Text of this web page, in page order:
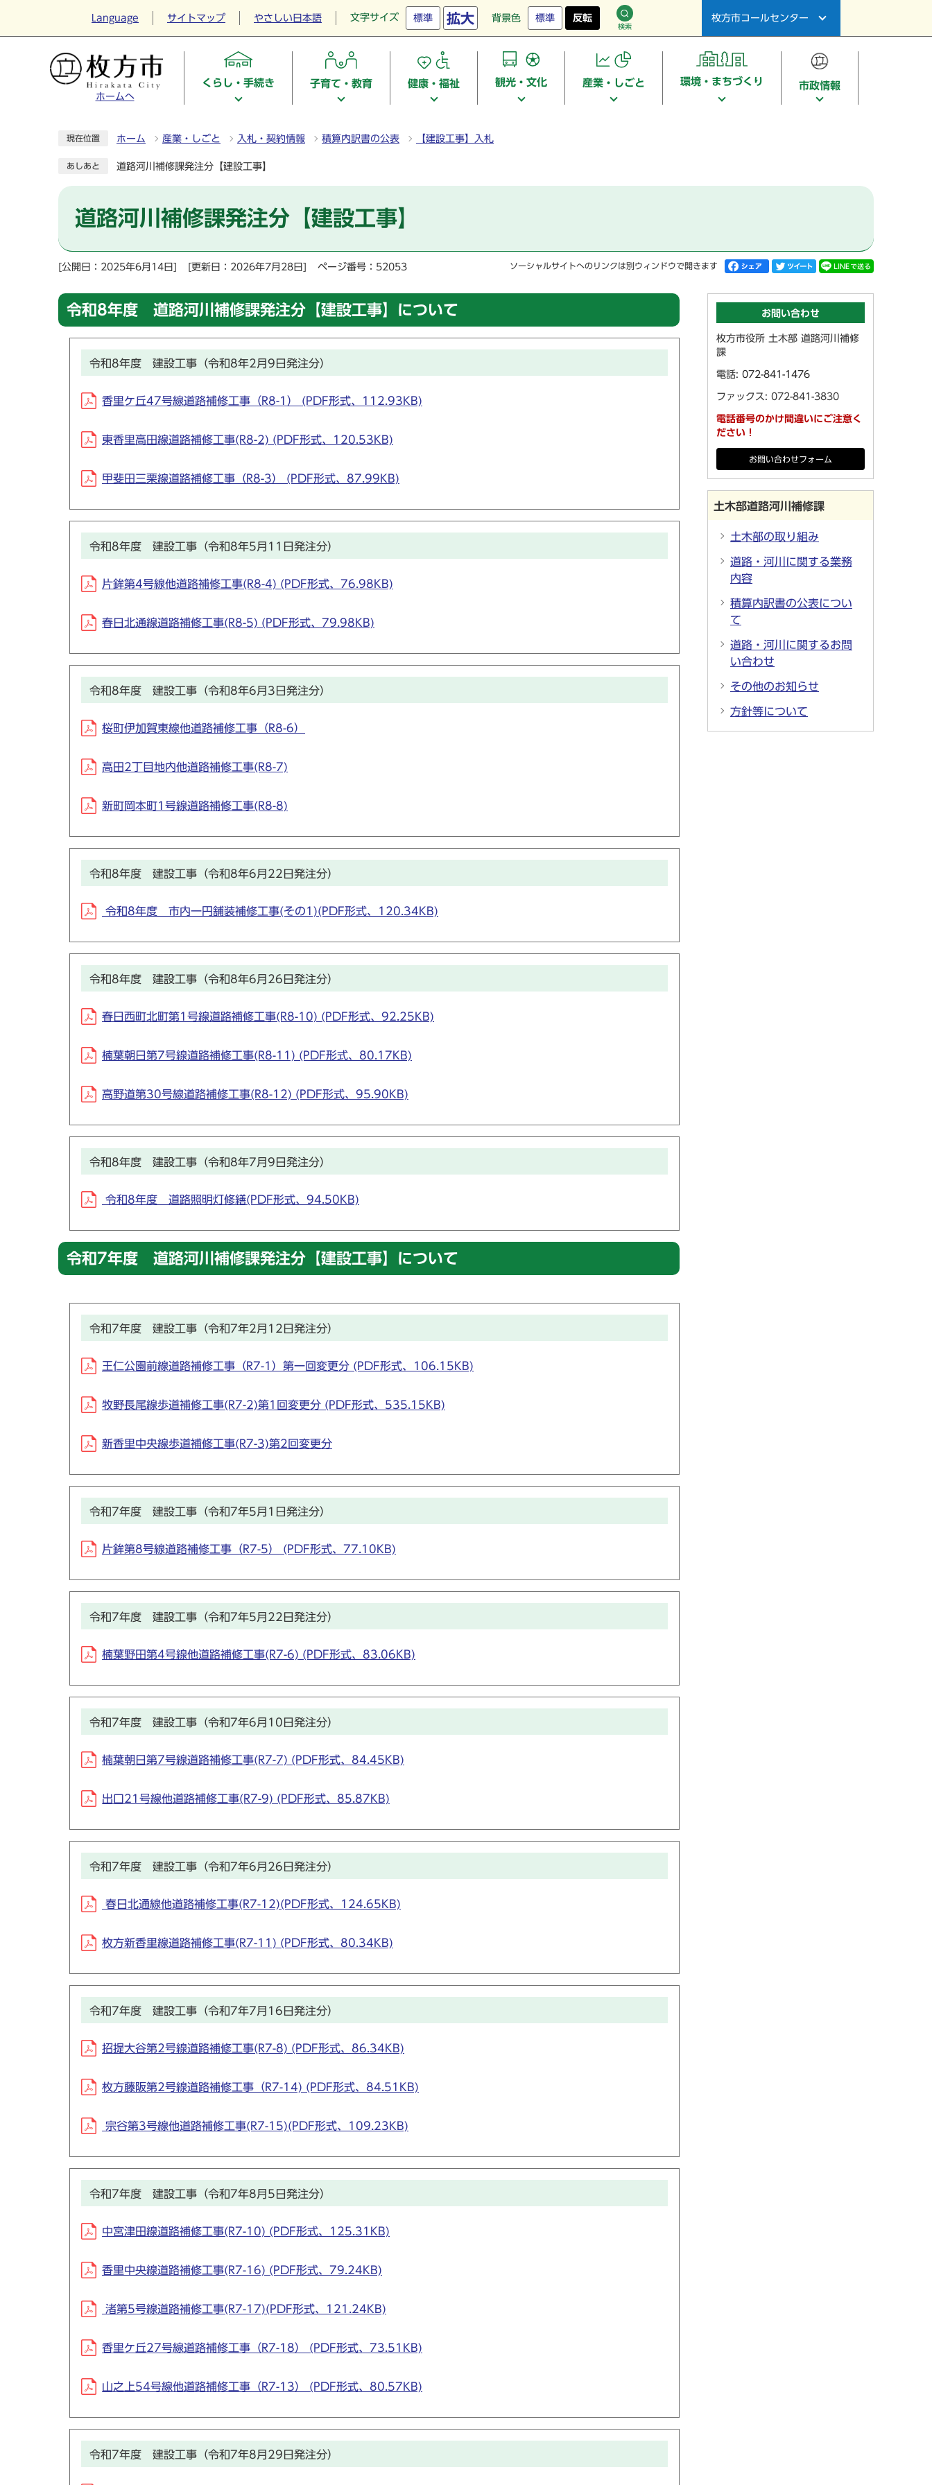
Language サイトマップ やさしい日本語 文字サイズ 標準 拡大 背景色 標準 反転
検索
枚方市コールセンター
ホームへ
くらし・手続き 子育て・教育 健康・福祉 観光・文化 産業・しごと 環境・まちづくり 市政情報
現在位置 ホーム 産業・しごと 入札・契約情報 積算内訳書の公表 【建設工事】入札
あしあと 道路河川補修課発注分【建設工事】
道路河川補修課発注分【建設工事】
[公開日：2025年6月14日] [更新日：2026年7月28日] ページ番号：52053 ソーシャルサイトへのリンクは別ウィンドウで開きます
令和8年度 道路河川補修課発注分【建設工事】について
令和8年度 建設工事（令和8年2月9日発注分）
香里ケ丘47号線道路補修工事（R8-1） (PDF形式、112.93KB)
東香里高田線道路補修工事(R8-2) (PDF形式、120.53KB)
甲斐田三栗線道路補修工事（R8-3） (PDF形式、87.99KB)
令和8年度 建設工事（令和8年5月11日発注分）
片鉾第4号線他道路補修工事(R8-4) (PDF形式、76.98KB)
春日北通線道路補修工事(R8-5) (PDF形式、79.98KB)
令和8年度 建設工事（令和8年6月3日発注分）
桜町伊加賀東線他道路補修工事（R8-6）
高田2丁目地内他道路補修工事(R8-7)
新町岡本町1号線道路補修工事(R8-8)
令和8年度 建設工事（令和8年6月22日発注分）
令和8年度 市内一円舗装補修工事(その1)(PDF形式、120.34KB)
令和8年度 建設工事（令和8年6月26日発注分）
春日西町北町第1号線道路補修工事(R8-10) (PDF形式、92.25KB)
楠葉朝日第7号線道路補修工事(R8-11) (PDF形式、80.17KB)
高野道第30号線道路補修工事(R8-12) (PDF形式、95.90KB)
令和8年度 建設工事（令和8年7月9日発注分）
令和8年度 道路照明灯修繕(PDF形式、94.50KB)
令和7年度 道路河川補修課発注分【建設工事】について
令和7年度 建設工事（令和7年2月12日発注分）
王仁公園前線道路補修工事（R7-1）第一回変更分 (PDF形式、106.15KB)
牧野長尾線歩道補修工事(R7-2)第1回変更分 (PDF形式、535.15KB)
新香里中央線歩道補修工事(R7-3)第2回変更分
令和7年度 建設工事（令和7年5月1日発注分）
片鉾第8号線道路補修工事（R7-5） (PDF形式、77.10KB)
令和7年度 建設工事（令和7年5月22日発注分）
楠葉野田第4号線他道路補修工事(R7-6) (PDF形式、83.06KB)
令和7年度 建設工事（令和7年6月10日発注分）
楠葉朝日第7号線道路補修工事(R7-7) (PDF形式、84.45KB)
出口21号線他道路補修工事(R7-9) (PDF形式、85.87KB)
令和7年度 建設工事（令和7年6月26日発注分）
春日北通線他道路補修工事(R7-12)(PDF形式、124.65KB)
枚方新香里線道路補修工事(R7-11) (PDF形式、80.34KB)
令和7年度 建設工事（令和7年7月16日発注分）
招提大谷第2号線道路補修工事(R7-8) (PDF形式、86.34KB)
枚方藤阪第2号線道路補修工事（R7-14) (PDF形式、84.51KB)
宗谷第3号線他道路補修工事(R7-15)(PDF形式、109.23KB)
令和7年度 建設工事（令和7年8月5日発注分）
中宮津田線道路補修工事(R7-10) (PDF形式、125.31KB)
香里中央線道路補修工事(R7-16) (PDF形式、79.24KB)
渚第5号線道路補修工事(R7-17)(PDF形式、121.24KB)
香里ケ丘27号線道路補修工事（R7-18） (PDF形式、73.51KB)
山之上54号線他道路補修工事（R7-13） (PDF形式、80.57KB)
令和7年度 建設工事（令和7年8月29日発注分）
お問い合わせ
枚方市役所 土木部 道路河川補修
課
電話: 072-841-1476
ファックス: 072-841-3830
電話番号のかけ間違いにご注意く
ださい！
お問い合わせフォーム
土木部道路河川補修課
土木部の取り組み
道路・河川に関する業務
内容
積算内訳書の公表につい
て
道路・河川に関するお問
い合わせ
その他のお知らせ
方針等について